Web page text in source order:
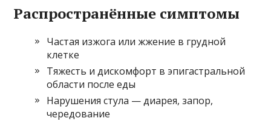
Распространённые симптомы
Частая изжога или жжение в грудной
клетке
Тяжесть и дискомфорт в эпигастральной
области после еды
Нарушения стула — диарея, запор,
чередование